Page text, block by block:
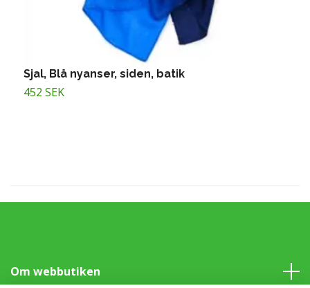
Sjal, Blå nyanser, siden, batik
452 SEK
Om webbutiken